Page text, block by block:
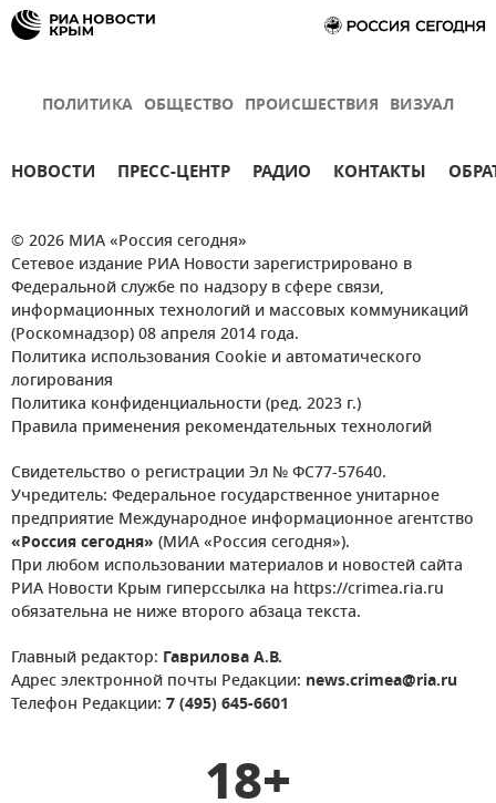
ПОЛИТИКА ОБЩЕСТВО ПРОИСШЕСТВИЯ ВИЗУАЛ
НОВОСТИ ПРЕСС-ЦЕНТР РАДИО КОНТАКТЫ
© 2026 МИА «Россия сегодня»
Сетевое издание РИА Новости зарегистрировано в
Федеральной службе по надзору в сфере связи,
информационных технологий и массовых коммуникаций
(Роскомнадзор) 08 апреля 2014 года.
Политика использования Cookie и автоматического
логирования
Политика конфиденциальности (ред. 2023 г.)
Правила применения рекомендательных технологий
Свидетельство о регистрации Эл № ФС77-57640.
Учредитель: Федеральное государственное унитарное
предприятие Международное информационное агентство
«Россия сегодня» (МИА «Россия сегодня»).
При любом использовании материалов и новостей сайта
РИА Новости Крым гиперссылка на https://crimea.ria.ru
обязательна не ниже второго абзаца текста.
Главный редактор: Гаврилова А.В.
Адрес электронной почты Редакции: news.crimea@ria.ru
Телефон Редакции: 7 (495) 645-6601
18+